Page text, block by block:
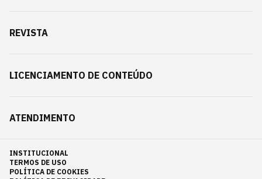
REVISTA
LICENCIAMENTO DE CONTEÚDO
ATENDIMENTO
INSTITUCIONAL
TERMOS DE USO
POLÍTICA DE COOKIES